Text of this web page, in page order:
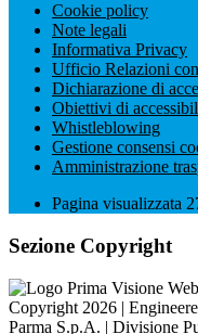
Cookie policy
Note legali
Informativa Privacy
Ufficio Relazioni
Dichiarazione di
Obiettivi di
Whistleblowing
Gestione consensi
Amministrazione
Pagina visualizzata
Sezione Copyright
Copyright 2026 |
Parma S.p.A. | Divisione